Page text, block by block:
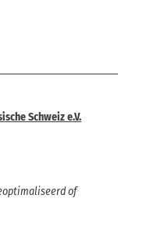
Schweiz e.V.
of